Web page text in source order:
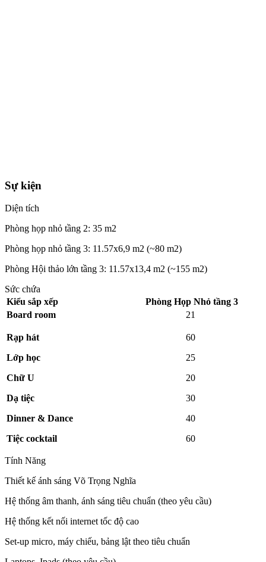
Sự kiện
Diện tích
Phòng họp nhỏ tầng 2: 35 m2
Phòng họp nhỏ tầng 3: 11.57x6,9 m2 (~80 m2)
Phòng Hội thảo lớn tầng 3: 11.57x13,4 m2 (~155 m2)
Sức chứa
Kiểu sắp xếp
Phòng Họp Nhỏ tầng 3
Board room
21
Rạp hát
Lớp học
Chữ U
Dạ tiệc
Dinner & Dance
Tiệc cocktail
60
25
20
30
40
60
Tính Năng
Thiết kế ánh sáng Võ Trọng Nghĩa
Hệ thống âm thanh, ánh sáng tiêu chuẩn (theo yêu cầu)
Hệ thống kết nối internet tốc độ cao
Set-up micro, máy chiếu, bảng lật theo tiêu chuẩn